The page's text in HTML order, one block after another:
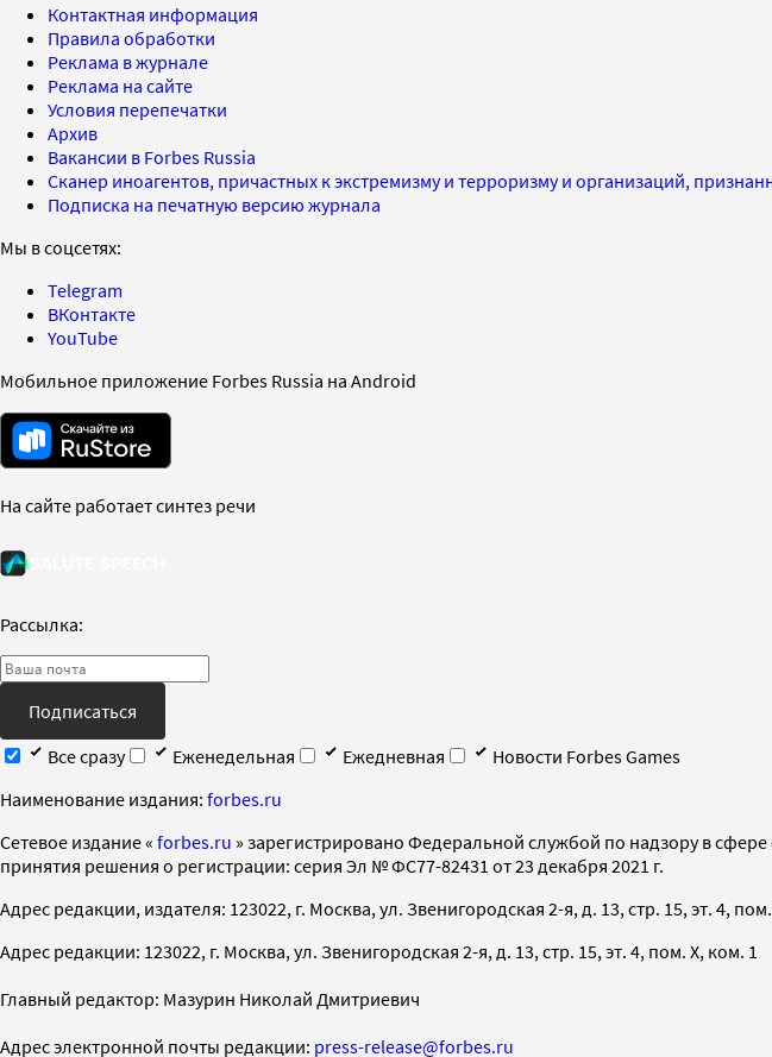
Контактная информация
Правила обработки
Реклама в журнале
Реклама на сайте
Условия перепечатки
Архив
Вакансии в Forbes Russia
Сканер иноагентов, причастных к экстремизму и терроризму и организаций,
Подписка на печатную версию журнала
Мы в соцсетях:
Telegram
ВКонтакте
YouTube
Мобильное приложение Forbes Russia на Android
На сайте работает синтез речи
Рассылка:
Подписаться
Все сразу
Еженедельная Ежедневная
Новости Forbes Games
Наименование издания: forbes.ru
Cетевое издание « forbes.ru » зарегистрировано Федеральной службой по надзору в
принятия решения о регистрации: серия Эл № ФС77-82431 от 23 декабря 2021 г.
Адрес редакции, издателя: 123022, г. Москва, ул. Звенигородская 2-я, д. 13, стр. 15, эт. 4,
Адрес редакции: 123022, г. Москва, ул. Звенигородская 2-я, д. 13, стр. 15, эт. 4, пом. X, ком. 1
Главный редактор: Мазурин Николай Дмитриевич
Адрес электронной почты редакции: press-release@forbes.ru